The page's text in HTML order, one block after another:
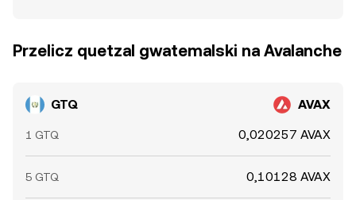
Przelicz quetzal gwatemalski na Avalanche
GTQ AVAX
1 GTQ 0,020257 AVAX
5 GTQ 0,10128 AVAX